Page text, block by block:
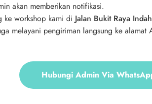
akan memberikan notifikasi.
ke workshop kami di Jalan Bukit Raya
melayani pengiriman langsung ke
Hubungi Admin Via